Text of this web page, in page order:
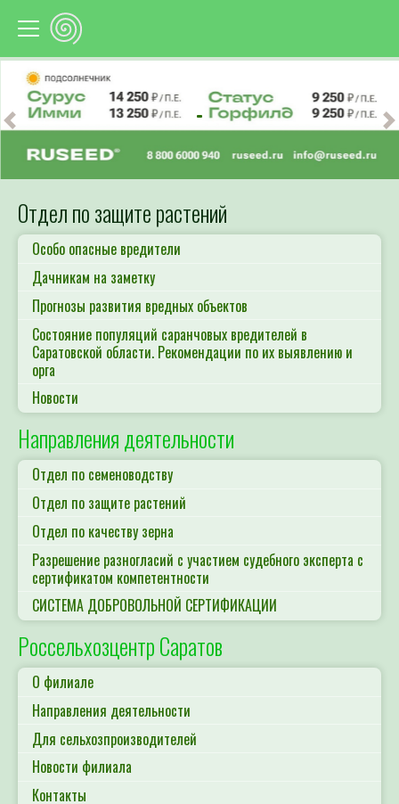
Предыдущий
Отдел по защите растений
Особо опасные вредители
Дачникам на заметку
Прогнозы развития вредных объектов
Состояние популяций саранчовых вредителей в
Саратовской области. Рекомендации по их выявлению и
орга
Новости
Направления деятельности
Отдел по семеноводству
Отдел по защите растений
Отдел по качеству зерна
Разрешение разногласий с участием судебного эксперта с
сертификатом компетентности
СИСТЕМА ДОБРОВОЛЬНОЙ СЕРТИФИКАЦИИ
Россельхозцентр Саратов
О филиале
Направления деятельности
Для сельхозпроизводителей
Новости филиала
Контакты